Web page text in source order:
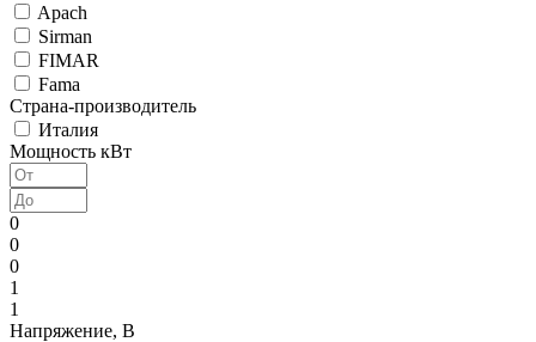
Apach
Sirman
FIMAR
Fama
Страна-производитель
Италия
Мощность кВт
0
0
0
1
1
Напряжение, В